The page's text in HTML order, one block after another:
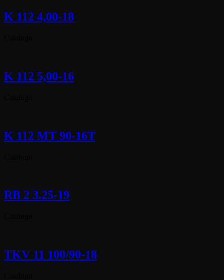
K 112 4,00-18
K 112 5,00-16
K 112 MT 90-16T
RB 2 3.25-19
TKV 11 100/90-18